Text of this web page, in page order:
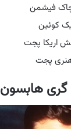
فیشمن
کوئین
اریکا پجت
پجت
گری هابسون